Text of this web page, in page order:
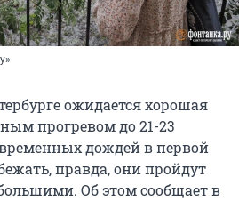
ожидается хорошая
прогревом до 21-23
дождей в первой
правда, они пройдут
Об этом сообщает в